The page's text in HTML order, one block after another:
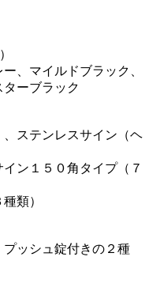
、マイルドブラック、
ーブラック
ステンレスサイン（ヘ
ン１５０角タイプ（７
類）
ッシュ錠付きの２種